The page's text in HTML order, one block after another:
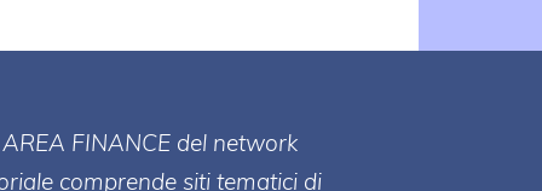
FINANCE del network
comprende siti tematici di